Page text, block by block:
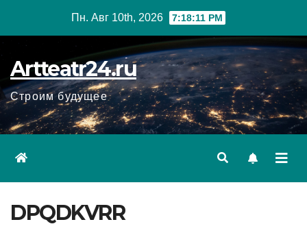
Пн. Авг 10th, 2026 7:18:12 PM
Artteatr24.ru
Строим будущее
DPQDKVRR